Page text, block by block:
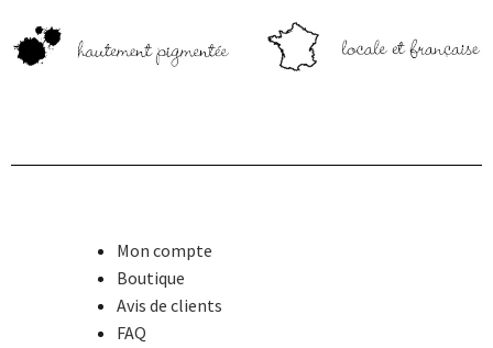
Mon compte
Boutique
Avis de clients
FAQ